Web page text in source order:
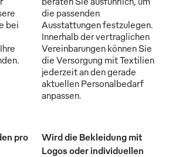
bei
die passenden
Ausstattungen festzulegen.
Innerhalb der vertraglichen
Vereinbarungen können Sie
die Versorgung mit Textilien
jederzeit an den gerade
aktuellen Personalbedarf
anpassen.
pro
Wird die Bekleidung mit
Logos oder individuellen